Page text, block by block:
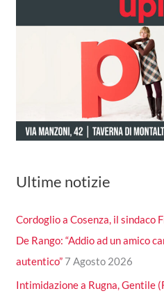
Ultime notizie
Cordoglio a Cosenza, il sindaco
De Rango: “Addio ad un amico
autentico” 7 Agosto 2026
Intimidazione a Rugna, Gentile